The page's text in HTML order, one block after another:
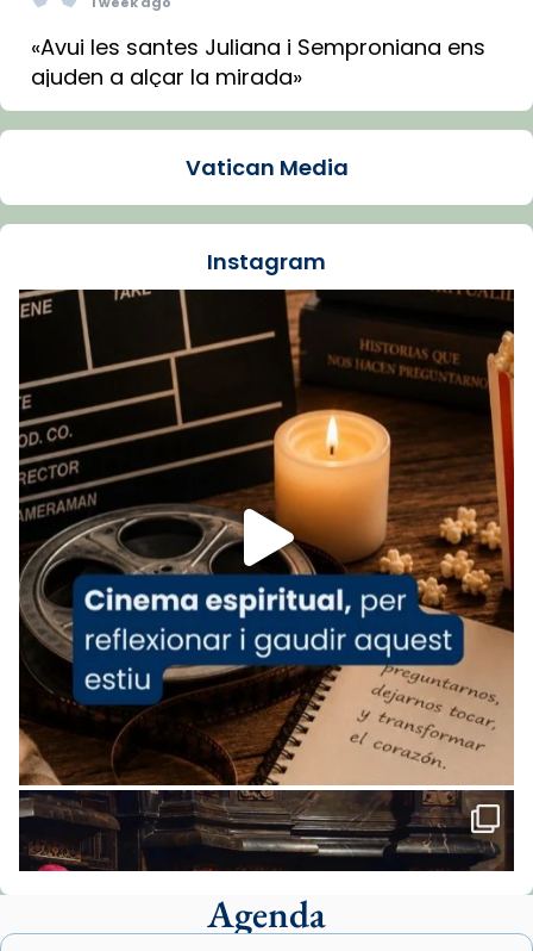
«Avui les santes Juliana i Semproniana ens
ajuden a alçar la mirada»
Mons. Sergi Gordo, bisbe de Tortosa, ha
Santes de Mataró.
🔗tinyurl.com/cvu5jmbk
Foto
View on Facebook Share
Arquebisbat de Barcelonais at Catedral
de Barcelona.
1 week ago
Aquest dilluns, 27 de juliol, ha tingut lloc la
missa d’acció de gràcies en agraïment al
comitè organitzador de la visita apostòlica
del Sant Pare Lleó XIV a Barcelona, i als
col·laboradors, a la Catedral de Barcelona.
L’arquebisbe de Barcelona, el cardenal Joan
Josep Omella, ha presidit la missa i l’ha
concelebrat el bisbe auxiliar de Barcelona,
Mons. David Abadías.
📸 Dr. G. Simón
Foto
View on Facebook Share
Arquebisbat de Barcelona
1 week ago
Vatican Media
Instagram
Agenda